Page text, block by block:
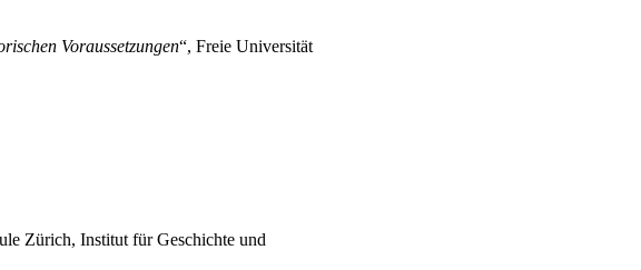
Voraussetzungen“, Freie Universität
Zürich, Institut für Geschichte und